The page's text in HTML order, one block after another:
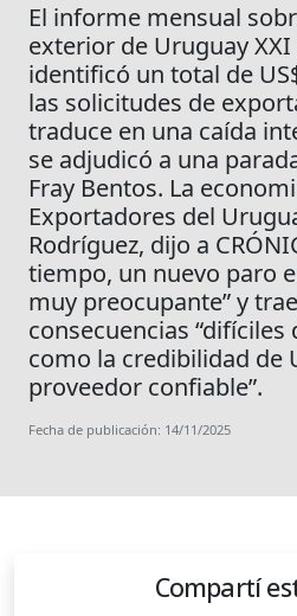
El informe mensual
exterior de Uruguay
identificó un total de
las solicitudes de
traduce en una caída
se adjudicó a una
Fray Bentos. La
Exportadores del
Rodríguez, dijo a
tiempo, un nuevo paro
muy preocupante” y
consecuencias “difíciles
como la credibilidad de
proveedor confiable”.
Fecha de publicación: 14/11/2025
Compartí